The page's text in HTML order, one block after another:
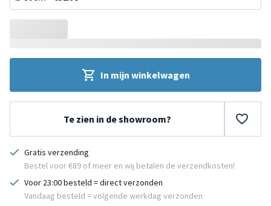
In mijn winkelwagen
Te zien in de showroom?
Gratis verzending
Bestel voor €89 of meer en wij betalen de verzendkosten!
Voor 23:00 besteld = direct verzonden
Vandaag besteld = volgende werkdag verzonden